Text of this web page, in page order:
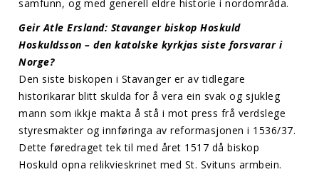
samfunn, og med generell eldre historie i nordområda.
Geir Atle Ersland: Stavanger biskop Hoskuld
Hoskuldsson – den katolske kyrkjas siste forsvarar i
Norge?
Den siste biskopen i Stavanger er av tidlegare
historikarar blitt skulda for å vera ein svak og sjukleg
mann som ikkje makta å stå i mot press frå verdslege
styresmakter og innføringa av reformasjonen i 1536/37.
Dette føredraget tek til med året 1517 då biskop
Hoskuld opna relikvieskrinet med St. Svituns armbein.